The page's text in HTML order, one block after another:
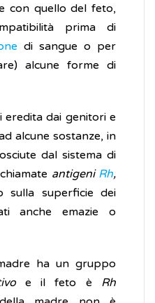
con quello del feto,
prima di
di sangue o per
alcune forme di
dai genitori e
alcune sostanze, in
dal sistema di
antigeni Rh,
sulla superficie dei
anche emazie o
ha un gruppo
e il feto è Rh